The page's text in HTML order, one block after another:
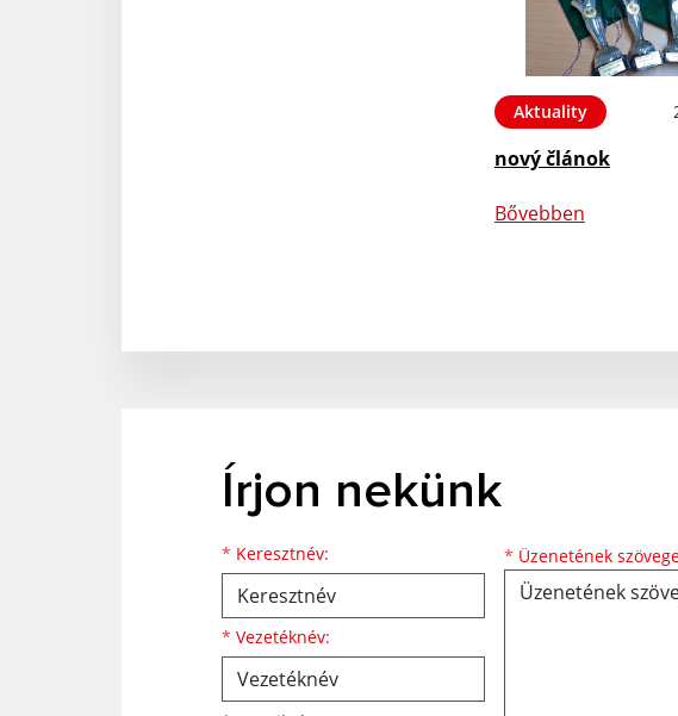
Aktuality
nový článok
Bővebben
Írjon nekünk
* Keresztnév:
Keresztnév
* Vezetéknév:
Vezetéknév
E-mail cím * Üzenetének